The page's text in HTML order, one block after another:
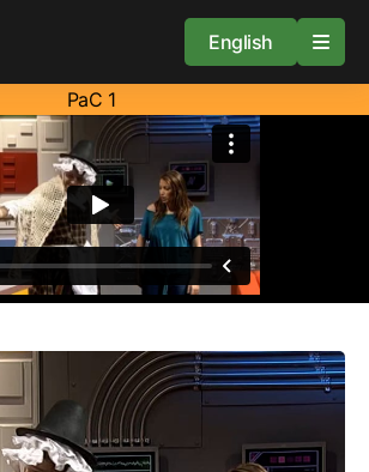
Cartref
Adnoddau
Amdan
Arweiniad
English
PaC 1